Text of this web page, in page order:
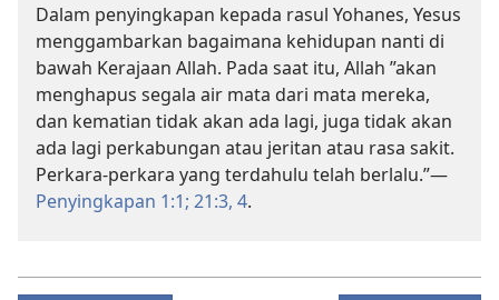
Dalam penyingkapan kepada rasul Yohanes, Yesus
menggambarkan bagaimana kehidupan nanti di
bawah Kerajaan Allah. Pada saat itu, Allah ”akan
menghapus segala air mata dari mata mereka,
dan kematian tidak akan ada lagi, juga tidak akan
ada lagi perkabungan atau jeritan atau rasa sakit.
Perkara-perkara yang terdahulu telah berlalu.”​—
Penyingkapan 1:1; 21:3, 4.